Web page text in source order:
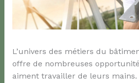
L’univers des métiers du
offre de nombreuses
aiment travailler de leurs mains.